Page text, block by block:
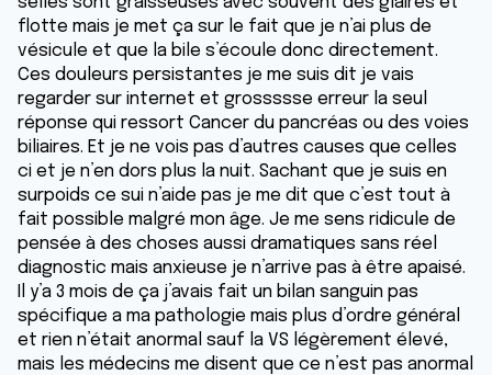
flotte mais je met ça sur le fait que je n’ai plus de
vésicule et que la bile s’écoule donc directement.
Ces douleurs persistantes je me suis dit je vais
regarder sur internet et grossssse erreur la seul
réponse qui ressort Cancer du pancréas ou des voies
biliaires. Et je ne vois pas d’autres causes que celles
ci et je n’en dors plus la nuit. Sachant que je suis en
surpoids ce sui n’aide pas je me dit que c’est tout à
fait possible malgré mon âge. Je me sens ridicule de
pensée à des choses aussi dramatiques sans réel
diagnostic mais anxieuse je n’arrive pas à être apaisé.
Il y’a 3 mois de ça j’avais fait un bilan sanguin pas
spécifique a ma pathologie mais plus d’ordre général
et rien n’était anormal sauf la VS légèrement élevé,
mais les médecins me disent que ce n’est pas anormal